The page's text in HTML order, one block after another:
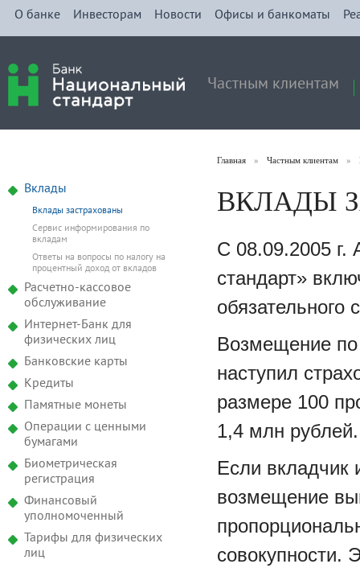
О банке Инвесторам Новости Офисы и банкоматы
Частным клиентам
Вклады
Вклады застрахованы
Сервис информирования по
вкладам
Ответы на вопросы по налогу на
процентный доход от вкладов
Расчетно-кассовое
обслуживание
Интернет-Банк для
физических лиц
Банковские карты
Кредиты
Памятные монеты
Операции с ценными
бумагами
Биометрическая
регистрация
Финансовый
уполномоченный
Тарифы для физических
лиц
Главная » Частным клиентам »
ВКЛАДЫ
С 08.09.2005 г.
стандарт»
Возмещение по
наступил
размере 100
1,4 млн рублей.
Если вкладчик
возмещение
совокупности.